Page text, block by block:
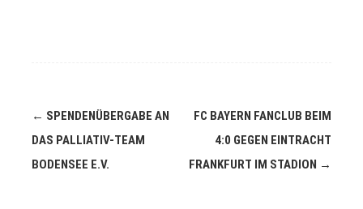
Navigation
(Beiträge)
← SPENDENÜBERGABE AN
DAS PALLIATIV-TEAM
BODENSEE E.V.
FC BAYERN FANCLUB BEIM
4:0 GEGEN EINTRACHT
FRANKFURT IM STADION →